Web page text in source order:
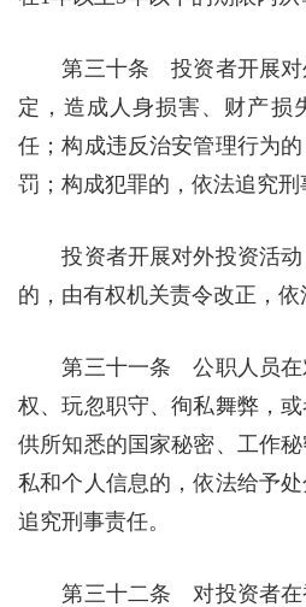
第三十条 投资者开展对
定，造成人身损害、财产损
任；构成违反治安管理行为
罚；构成犯罪的，依法追究刑
投资者开展对外投资活动
的，由有权机关责令改正，依
第三十一条 公职人员在
权、玩忽职守、徇私舞弊，
供所知悉的国家秘密、工作
私和个人信息的，依法给予
追究刑事责任。
第三十二条 对投资者在